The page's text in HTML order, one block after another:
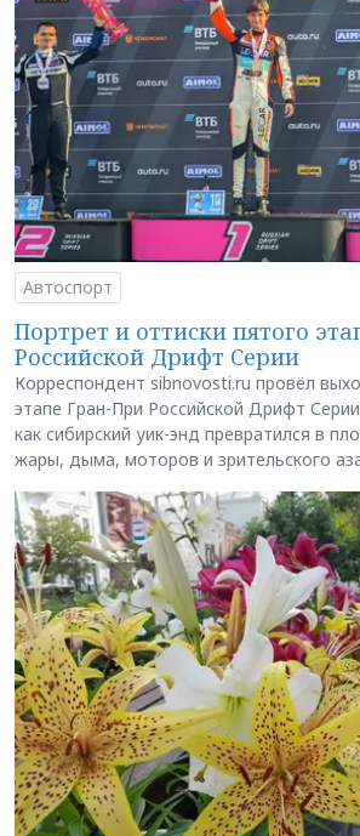
Автоспорт
Портрет и оттиски пятого
Российской Дрифт Серии
Корреспондент sibnovosti.ru провёл
этапе Гран-При Российской Дрифт
как сибирский уик-энд превратился в
жары, дыма, моторов и зрительского